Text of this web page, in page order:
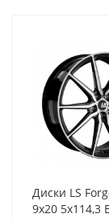
Диски LS
9x20 5x114,3